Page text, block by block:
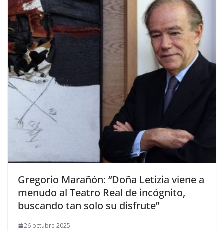
​Gregorio Marañón: “Doña Letizia viene a
menudo al Teatro Real de incógnito,
buscando tan solo su disfrute”
26 octubre 2025